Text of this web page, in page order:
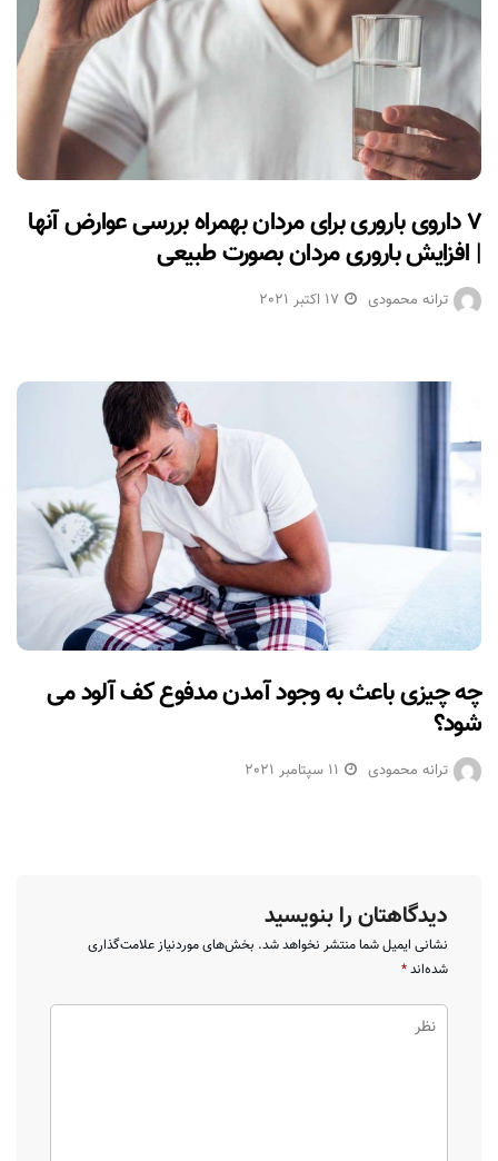
۷ داروی باروری برای مردان بهمراه بررسی عوارض آنها
| افزایش باروری مردان بصورت طبیعی
ترانه محمودی 17 اکتبر 2021
چه چیزی باعث به وجود آمدن مدفوع کف آلود می
شود؟
ترانه محمودی 11 سپتامبر 2021
دیدگاهتان را بنویسید
نشانی ایمیل شما منتشر نخواهد شد. بخش‌های موردنیاز علامت‌گذاری
شده‌اند*